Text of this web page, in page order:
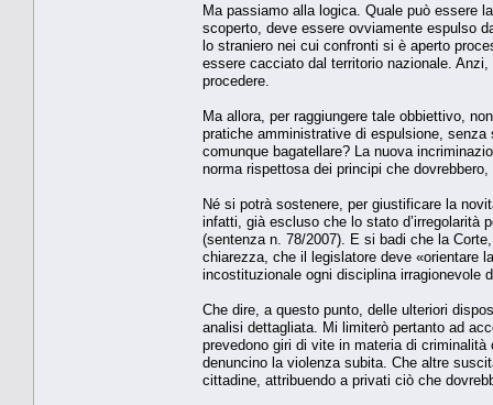
Ma passiamo alla logica. Quale può essere
scoperto, deve essere ovviamente espulso
lo straniero nei cui confronti si è aperto
essere cacciato dal territorio nazionale.
procedere.
Ma allora, per raggiungere tale obbiettivo,
pratiche amministrative di espulsione,
comunque bagatellare? La nuova
norma rispettosa dei principi che
Né si potrà sostenere, per giustificare la
infatti, già escluso che lo stato d’irregolarità
(sentenza n. 78/2007). E si badi che la
chiarezza, che il legislatore deve «orientare
incostituzionale ogni disciplina irragionevole
Che dire, a questo punto, delle ulteriori
analisi dettagliata. Mi limiterò pertanto ad
prevedono giri di vite in materia di
denuncino la violenza subita. Che altre
cittadine, attribuendo a privati ciò che